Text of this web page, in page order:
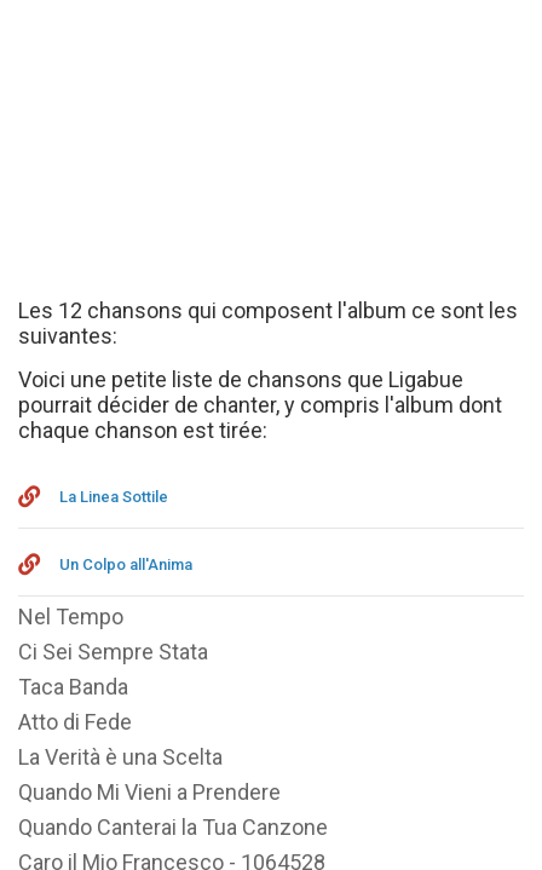
Les 12 chansons qui composent l'album ce sont les
suivantes:
Voici une petite liste de chansons que Ligabue
pourrait décider de chanter, y compris l'album dont
chaque chanson est tirée:
La Linea Sottile
Un Colpo all'Anima
Nel Tempo
Ci Sei Sempre Stata
Taca Banda
Atto di Fede
La Verità è una Scelta
Quando Mi Vieni a Prendere
Quando Canterai la Tua Canzone
Caro il Mio Francesco - 1064528